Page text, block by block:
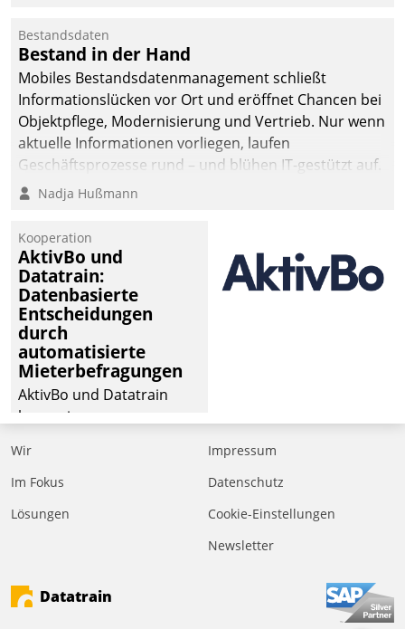
Bestandsdaten
Bestand in der Hand
Mobiles Bestandsdatenmanagement schließt
Informationslücken vor Ort und eröffnet Chancen bei
Objektpflege, Modernisierung und Vertrieb. Nur wenn
aktuelle Informationen vorliegen, laufen
Geschäftsprozesse rund – und blühen IT-gestützt auf.
Nadja Hußmann
Kooperation
AktivBo und
Datatrain:
Datenbasierte
Entscheidungen
durch
automatisierte
Mieterbefragungen
AktivBo und Datatrain
kooperieren –
profitieren: Die nahtlose
Integration der Lösungen
Datatrain ermöglicht
Mieterbefragungen – eine
starke Grundlage für
Wir
Im Fokus
Lösungen
Impressum
Datenschutz
Cookie-Einstellungen
Newsletter
Datatrain